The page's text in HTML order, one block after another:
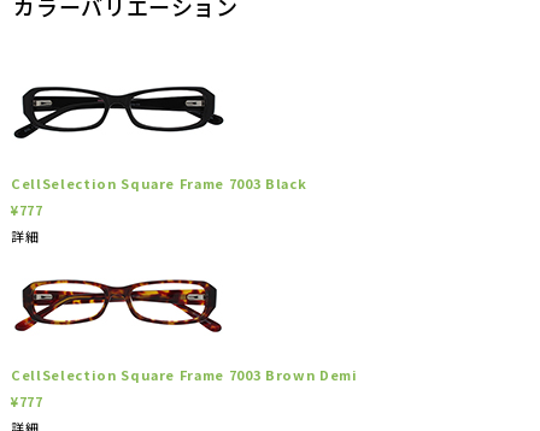
CellSelection Square Frame 7003 Black
¥777
詳細
CellSelection Square Frame 7003 Brown Demi
¥777